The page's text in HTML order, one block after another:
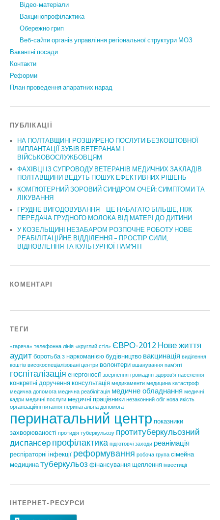
Відео-матеріали
Вакцинопрофілактика
Обережно грип
Веб-сайти органів управління регіональної структури МОЗ
Вакантні посади
Контакти
Реформи
План проведення апаратних нарад
ПУБЛІКАЦІЇ
НА ПОЛТАВЩИНІ РОЗШИРЕНО ПОСЛУГИ БЕЗКОШТОВНОЇ
ІМПЛАНТАЦІЇ ЗУБІВ ВЕТЕРАНАМ І
ВІЙСЬКОВОСЛУЖБОВЦЯМ
ФАХІВЦІ ІЗ СУПРОВОДУ ВЕТЕРАНІВ МЕДИЧНИХ ЗАКЛАДІВ
ПОЛТАВЩИНИ ВЕДУТЬ ПОШУК ЕФЕКТИВНИХ РІШЕНЬ
КОМП’ЮТЕРНИЙ ЗОРОВИЙ СИНДРОМ ОЧЕЙ: СИМПТОМИ ТА
ЛІКУВАННЯ
ГРУДНЕ ВИГОДОВУВАННЯ – ЦЕ НАБАГАТО БІЛЬШЕ, НІЖ
ПЕРЕДАЧА ГРУДНОГО МОЛОКА ВІД МАТЕРІ ДО ДИТИНИ
У КОЗЕЛЬЩИНІ НЕЗАБАРОМ РОЗПОЧНЕ РОБОТУ НОВЕ
РЕАБІЛІТАЦІЙНЕ ВІДДІЛЕННЯ – ПРОСТІР СИЛИ,
ВІДНОВЛЕННЯ ТА КУЛЬТУРНОЇ ПАМ’ЯТІ
КОМЕНТАРІ
ТЕГИ
«гаряча» телефонна лінія «круглий стіл» ЄВРО-2012 Нове життя
аудит боротьба з наркоманією будівництво вакцинація виділення
коштів високоспеціалізовані центри волонтери вшанування пам'яті
госпіталізація енергоносії звернення громадян здоров'я населення
конкретні доручення консультація медикаменти медицина катастроф
медична допомога медична реабілітація медичне обладнання медичні
кадри медичні послуги медичні працівники незаконний обіг нова якість
організаційні питання перинатальна допомога
перинатальний центр показники
захворюваності протидія туберкульозу протитуберкульозний
диспансер профілактика підготовчі заходи реанімація
респіраторні інфекції реформування робоча група сімейна
медицина туберкульоз фінансування щеплення інвестиції
ІНТЕРНЕТ-РЕСУРСИ